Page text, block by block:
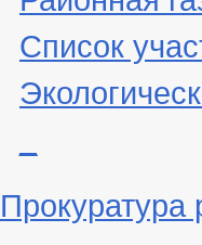
Список
Прокуратура